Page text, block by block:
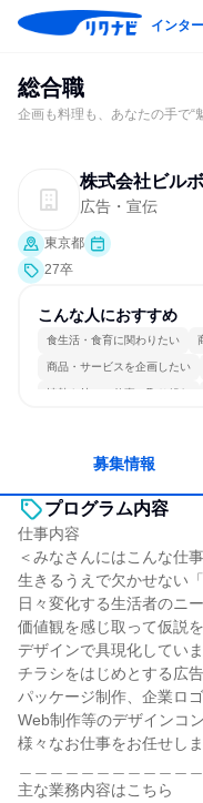
インタ
総合職
企画も料理も、あなたの手で“
株式会社ビルボ
広告・宣伝
東京都
27卒
こんな人におすすめ
食生活・食育に関わりたい
商品・サービスを企画したい
情熱を持って仕事に取り組む
募集情報
プログラム内容
仕事内容
＜みなさんにはこんな仕
生きるうえで欠かせない
日々変化する生活者のニ
価値観を感じ取って仮説
デザインで具現化していま
チラシをはじめとする広告
パッケージ制作、企業ロ
Web制作等のデザインコ
様々なお仕事をお任せしま
主な業務内容はこちら